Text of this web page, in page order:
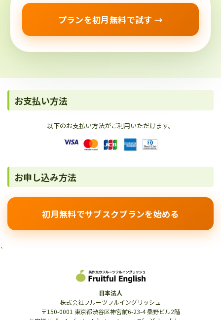
プランを初月無料で試す →
お支払い方法
以下のお支払い方法がご利用いただけます。
お申し込み方法
初月無料でサブスクプランを始める
`
日本法人
株式会社フルーツフルイングリッシュ
〒150-0001 東京都渋谷区神宮前6-23-4 桑野ビル2階